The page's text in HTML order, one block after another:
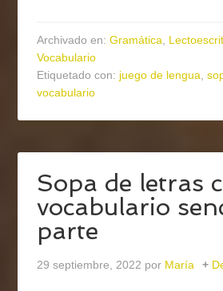
Archivado en:Gramática,
Vocabulario
Etiquetado con: juego de lengua,
vocabulario
Sopa de letras
vocabulario
parte
29 septiembre, 2022 por María